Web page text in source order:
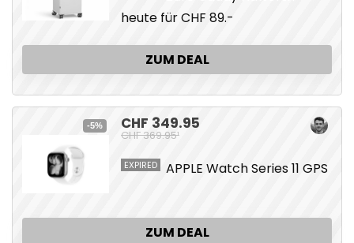
heute für CHF 89.-
ZUM DEAL
-5% CHF 349.95
CHF 369.95¹
EXPIRED APPLE Watch Series 11 GPS
ZUM DEAL